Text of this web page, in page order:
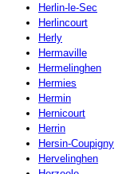
Herlin-le-Sec
Herlincourt
Herly
Hermaville
Hermelinghen
Hermies
Hermin
Hernicourt
Herrin
Hersin-Coupigny
Hervelinghen